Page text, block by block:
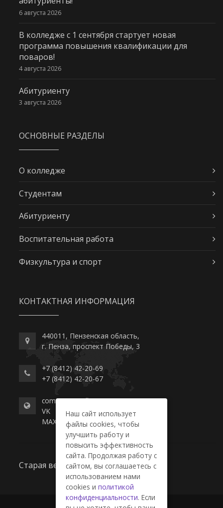
6 августа 2026
В колледже с 1 сентября стартует новая
программа повышения квалификации для
поваров!
4 августа 2026
Абитуриенту
3 августа 2026
ОСНОВНЫЕ РАЗДЕЛЫ
О колледже
Студентам
Абитуриенту
Воспитательная работа
Физкультура и спорт
КОНТАКТНАЯ ИНФОРМАЦИЯ
440011, Пензенская область,
г. Пенза, проспект Победы, 3
+7 (8412) 42-20-69
+7 (8412) 42-20-67
commerce-college.ru
VK
MAX
Старая версия сайта
Наш сайт использует
файлы cookies, чтобы
улучшить работу и
повысить эффективность
сайта. Продолжая работу с
сайтом, вы соглашаетесь с
использованием нами
cookies и политикой
конфиденциальности. Если